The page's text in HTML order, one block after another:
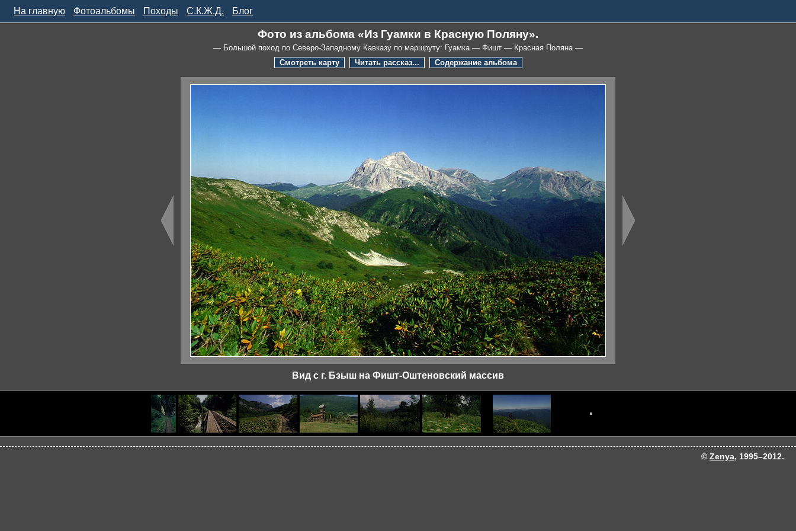
На главную Фотоальбомы Походы С.К.Ж.Д. Блог
Фото из альбома «Из Гуамки в Красную Поляну».
— Большой поход по Северо-Западному Кавказу по маршруту: Гуамка — Фишт — Красная Поляна —
Смотреть карту
Читать рассказ... Содержание альбома
Вид с г. Бзыш на Фишт-Оштеновский массив
© Zenya, 1995–2012.